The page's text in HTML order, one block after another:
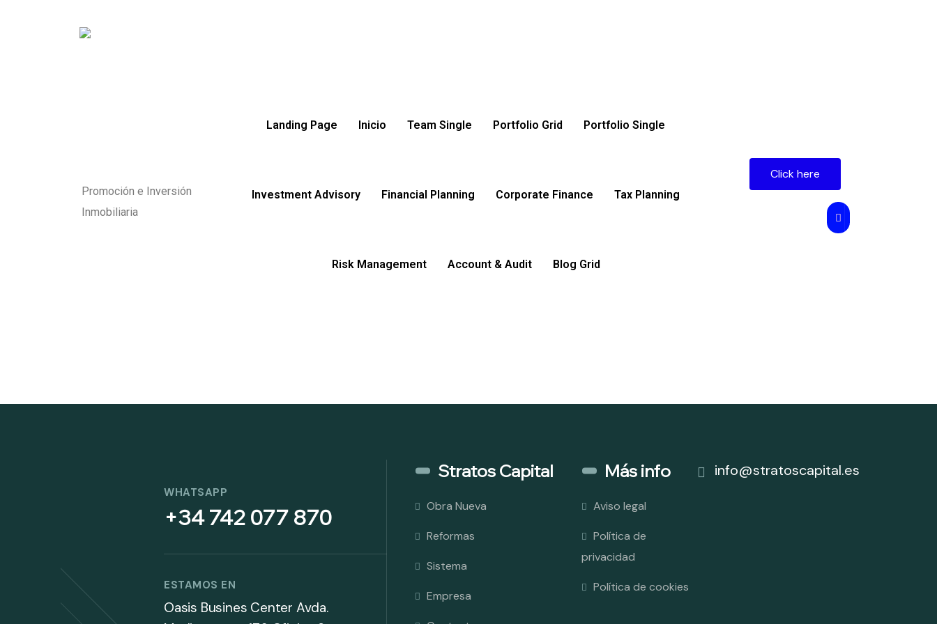
Promoción e Inversión
Inmobiliaria
Landing Page Inicio Team Single Portfolio Grid Portfolio Single
Investment Advisory Financial Planning Corporate Finance Tax Planning
Risk Management Account & Audit Blog Grid
Click here
WHATSAPP
+34 742 077 870
ESTAMOS EN
Oasis Busines Center Avda.
Stratos Capital
Obra Nueva
Reformas
Sistema
Empresa
Más info
Aviso legal
Política de
privacidad
Política de cookies
info@stratoscapital.es